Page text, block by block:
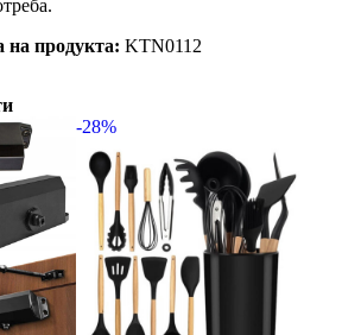
на продукта: KTN0112
-28%